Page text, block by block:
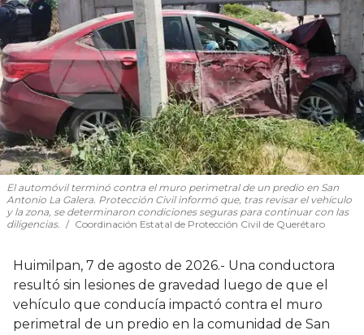
El automóvil terminó contra el muro perimetral de un predio en San
Antonio La Galera. Protección Civil informó que, tras revisar el vehículo
y la zona, se determinaron condiciones seguras para continuar con las
diligencias.
Coordinación Estatal de Protección Civil de Querétaro
Huimilpan, 7 de agosto de 2026.- Una conductora
resultó sin lesiones de gravedad luego de que el
vehículo que conducía impactó contra el muro
perimetral de un predio en la comunidad de San